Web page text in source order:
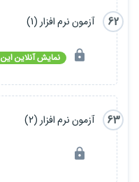
62 آزمون نرم افزار (1)
نمایش آنلاین
63 آزمون نرم افزار (2)